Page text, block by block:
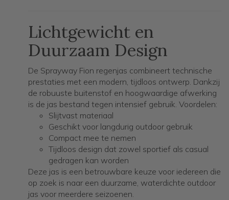
Lichtgewicht en
Duurzaam Design
De Sprayway Fion regenjas combineert technische
prestaties met een modern, tijdloos ontwerp. Dankzij
de robuuste buitenstof en hoogwaardige afwerking
is de jas bestand tegen intensief gebruik. Voordelen:
Slijtvast materiaal
Geschikt voor langdurig outdoor gebruik
Compact mee te nemen
Tijdloos design dat zowel sportief als casual
gedragen kan worden
Deze jas is een betrouwbare keuze voor iedereen die
op zoek is naar een duurzame, waterdichte outdoor
jas voor meerdere seizoenen.